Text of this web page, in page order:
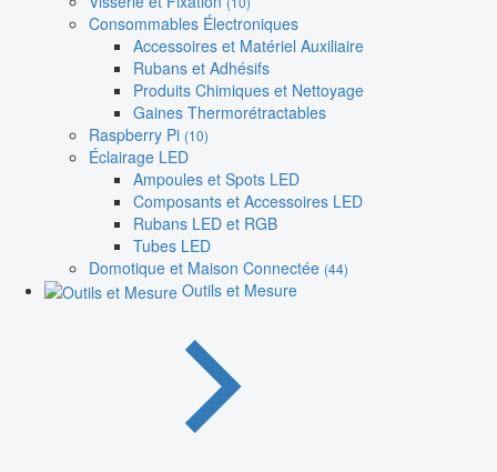
Consommables Électroniques
Accessoires et Matériel Auxiliaire
Rubans et Adhésifs
Produits Chimiques et Nettoyage
Gaines Thermorétractables
Raspberry Pi (10)
Éclairage LED
Ampoules et Spots LED
Composants et Accessoires LED
Rubans LED et RGB
Tubes LED
Domotique et Maison Connectée (44)
Outils et Mesure